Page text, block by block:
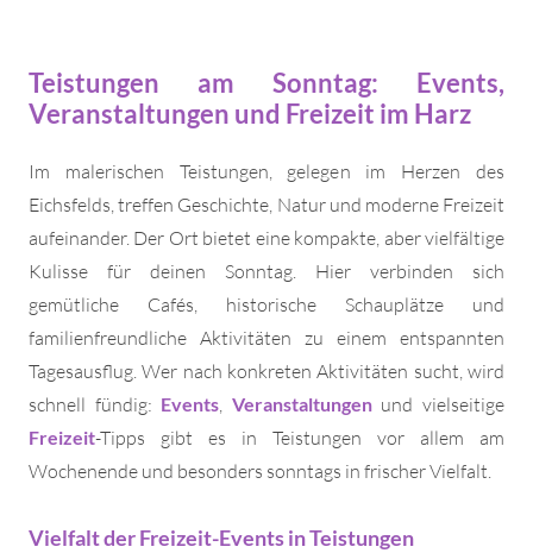
Teistungen am Sonntag: Events,
Veranstaltungen und Freizeit im Harz
Im malerischen Teistungen, gelegen im Herzen des
Eichsfelds, treffen Geschichte, Natur und moderne Freizeit
aufeinander. Der Ort bietet eine kompakte, aber vielfältige
Kulisse für deinen Sonntag. Hier verbinden sich
gemütliche Cafés, historische Schauplätze und
familienfreundliche Aktivitäten zu einem entspannten
Tagesausflug. Wer nach konkreten Aktivitäten sucht, wird
schnell fündig: Events, Veranstaltungenund vielseitige
Freizeit-Tipps gibt es in Teistungen vor allem am
Wochenende und besonders sonntags in frischer Vielfalt.
Vielfalt der Freizeit-Events in Teistungen